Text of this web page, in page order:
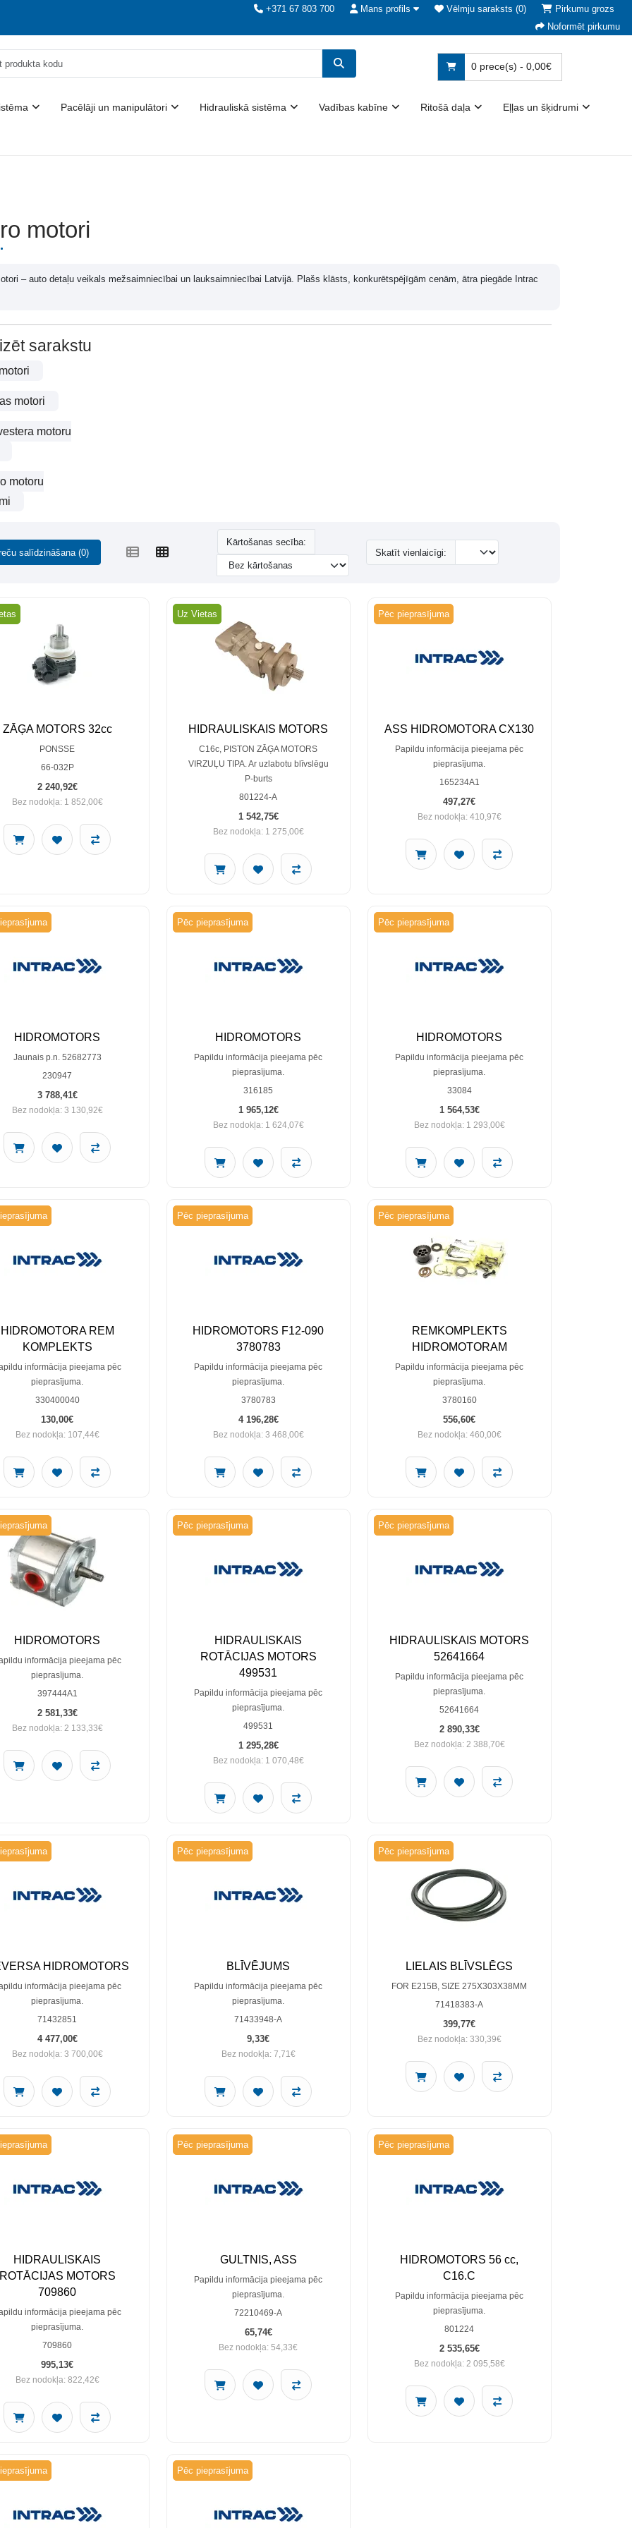
+371 67 803 700 Mans profils Vēlmju saraksts (0)
Pirkumu grozs
Noformēt pirkumu
0 prece(s) - 0,00€
Pacēlāji un manipulātori Hidrauliskā sistēma Vadības kabīne Ritošā daļa Eļļas un šķidrumi
motori
– auto detaļu veikals mežsaimniecībai un lauksaimniecībai Latvijā. Plašs klāsts, konkurētspējīgām cenām, ātra piegāde Intrac
sarakstu
motori
motoru
motoru
salīdzināšana (0)
Kārtošanas secība:
Skatīt vienlaicīgi:
ZĀĢA MOTORS 32cc
PONSSE
66-032P
2 240,92€
Bez nodokļa: 1 852,00€
Uz Vietas
HIDRAULISKAIS MOTORS
C16c, PISTON ZĀĢA MOTORS
VIRZUĻU TIPA. Ar uzlabotu blīvslēgu
P-burts
801224-A
1 542,75€
Bez nodokļa: 1 275,00€
Pēc pieprasījuma
ASS HIDROMOTORA CX130
Papildu informācija pieejama pēc
pieprasījuma.
165234A1
497,27€
Bez nodokļa: 410,97€
HIDROMOTORS
Jaunais p.n. 52682773
230947
3 788,41€
Bez nodokļa: 3 130,92€
Pēc pieprasījuma
HIDROMOTORS
Papildu informācija pieejama pēc
pieprasījuma.
316185
1 965,12€
Bez nodokļa: 1 624,07€
Pēc pieprasījuma
HIDROMOTORS
Papildu informācija pieejama pēc
pieprasījuma.
33084
1 564,53€
Bez nodokļa: 1 293,00€
HIDROMOTORA REM
KOMPLEKTS
informācija pieejama pēc
pieprasījuma.
330400040
130,00€
Bez nodokļa: 107,44€
Pēc pieprasījuma
HIDROMOTORS F12-090
3780783
Papildu informācija pieejama pēc
pieprasījuma.
3780783
4 196,28€
Bez nodokļa: 3 468,00€
Pēc pieprasījuma
REMKOMPLEKTS
HIDROMOTORAM
Papildu informācija pieejama pēc
pieprasījuma.
3780160
556,60€
Bez nodokļa: 460,00€
HIDROMOTORS
informācija pieejama pēc
pieprasījuma.
397444A1
2 581,33€
Bez nodokļa: 2 133,33€
Pēc pieprasījuma
HIDRAULISKAIS
ROTĀCIJAS MOTORS
499531
Papildu informācija pieejama pēc
pieprasījuma.
499531
1 295,28€
Bez nodokļa: 1 070,48€
Pēc pieprasījuma
HIDRAULISKAIS MOTORS
52641664
Papildu informācija pieejama pēc
pieprasījuma.
52641664
2 890,33€
Bez nodokļa: 2 388,70€
HIDROMOTORS
informācija pieejama pēc
pieprasījuma.
71432851
4 477,00€
Bez nodokļa: 3 700,00€
Pēc pieprasījuma
BLĪVĒJUMS
Papildu informācija pieejama pēc
pieprasījuma.
71433948-A
9,33€
Bez nodokļa: 7,71€
Pēc pieprasījuma
LIELAIS BLĪVSLĒGS
FOR E215B, SIZE 275X303X38MM
71418383-A
399,77€
Bez nodokļa: 330,39€
HIDRAULISKAIS
ROTĀCIJAS MOTORS
709860
informācija pieejama pēc
pieprasījuma.
709860
995,13€
Bez nodokļa: 822,42€
Pēc pieprasījuma
GULTNIS, ASS
Papildu informācija pieejama pēc
pieprasījuma.
72210469-A
65,74€
Bez nodokļa: 54,33€
Pēc pieprasījuma
HIDROMOTORS 56 cc,
C16.C
Papildu informācija pieejama pēc
pieprasījuma.
801224
2 535,65€
Bez nodokļa: 2 095,58€
Pēc pieprasījuma